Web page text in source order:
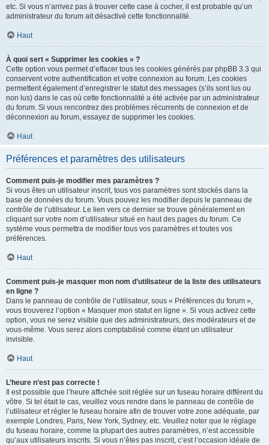
etc. Si vous n’arrivez pas à trouver cette case à cocher, il est probable qu’un
administrateur du forum ait désactivé cette fonctionnalité.
Haut
À quoi sert « Supprimer les cookies » ?
Cette option vous permet d’effacer tous les cookies générés par phpBB 3.3 qui
conservent votre authentification et votre connexion au forum. Les cookies
permettent également d’enregistrer le statut des messages (s’ils sont lus ou
non lus) dans le cas où cette fonctionnalité a été activée par un administrateur
du forum. Si vous rencontrez des problèmes récurrents de connexion et de
déconnexion au forum, essayez de supprimer les cookies.
Haut
Préférences et paramètres des utilisateurs
Comment puis-je modifier mes paramètres ?
Si vous êtes un utilisateur inscrit, tous vos paramètres sont stockés dans la
base de données du forum. Vous pouvez les modifier depuis le panneau de
contrôle de l’utilisateur. Le lien vers ce dernier se trouve généralement en
cliquant sur votre nom d’utilisateur situé en haut des pages du forum. Ce
système vous permettra de modifier tous vos paramètres et toutes vos
préférences.
Haut
Comment puis-je masquer mon nom d’utilisateur de la liste des utilisateurs
en ligne ?
Dans le panneau de contrôle de l’utilisateur, sous « Préférences du forum »,
vous trouverez l’option « Masquer mon statut en ligne ». Si vous activez cette
option, vous ne serez visible que des administrateurs, des modérateurs et de
vous-même. Vous serez alors comptabilisé comme étant un utilisateur
invisible.
Haut
L’heure n’est pas correcte !
Il est possible que l’heure affichée soit réglée sur un fuseau horaire différent du
vôtre. Si tel était le cas, veuillez vous rendre dans le panneau de contrôle de
l’utilisateur et régler le fuseau horaire afin de trouver votre zone adéquate, par
exemple Londres, Paris, New York, Sydney, etc. Veuillez noter que le réglage
du fuseau horaire, comme la plupart des autres paramètres, n’est accessible
qu’aux utilisateurs inscrits. Si vous n’êtes pas inscrit, c’est l’occasion idéale de